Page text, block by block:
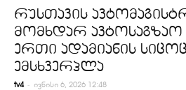
რუსთავის
მომხდარ ავტოსაგზაო
ერთი ადამიანის
ემსხვერპლა
tv4 - ივნისი 6, 2026 12:48